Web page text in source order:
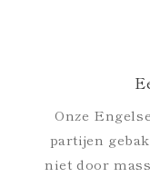
Onze
partijen
niet door